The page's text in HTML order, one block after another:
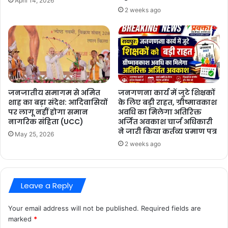
2 weeks ago
जनजातीय समागम से अमित
शाह का बड़ा संदेश: आदिवासियों
पर लागू नहीं होगा समान
नागरिक संहिता (UCC)
May 25, 2026
जनगणना कार्य में जुटे शिक्षकों
के लिए बड़ी राहत, ग्रीष्मावकाश
अवधि का मिलेगा अतिरिक्त
अर्जित अवकाश चार्ज अधिकारी
ने जारी किया कर्तव्य प्रमाण पत्र
2 weeks ago
Leave a Reply
Your email address will not be published. Required fields are
marked *